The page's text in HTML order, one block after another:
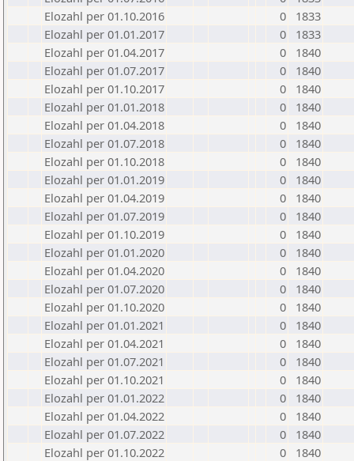
Elozahl per 01.10.2016
0
1833
Elozahl per 01.01.2017
0
1833
Elozahl per 01.04.2017
0
1840
Elozahl per 01.07.2017
0
1840
Elozahl per 01.10.2017
0
1840
Elozahl per 01.01.2018
0
1840
Elozahl per 01.04.2018
0
1840
Elozahl per 01.07.2018
0
1840
Elozahl per 01.10.2018
0
1840
Elozahl per 01.01.2019
0
1840
Elozahl per 01.04.2019
0
1840
Elozahl per 01.07.2019
0
1840
Elozahl per 01.10.2019
0
1840
Elozahl per 01.01.2020
0
1840
Elozahl per 01.04.2020
0
1840
Elozahl per 01.07.2020
0
1840
Elozahl per 01.10.2020
0
1840
Elozahl per 01.01.2021
0
1840
Elozahl per 01.04.2021
0
1840
Elozahl per 01.07.2021
0
1840
Elozahl per 01.10.2021
0
1840
Elozahl per 01.01.2022
0
1840
Elozahl per 01.04.2022
0
1840
Elozahl per 01.07.2022
0
1840
Elozahl per 01.10.2022
0
1840